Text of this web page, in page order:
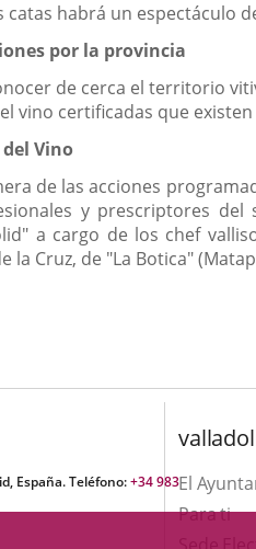
catas habrá un espectáculo
por la provincia
de cerca el territorio
vino certificadas que
Vino
de las acciones
y prescriptores
a cargo de los chef
la Cruz, de "La Botica"
España. Teléfono:+34 983El
Para ti